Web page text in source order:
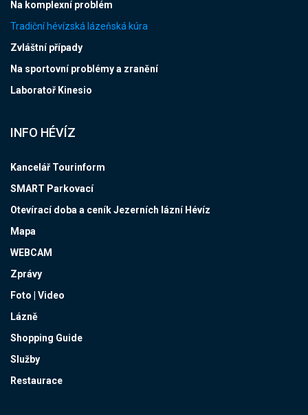
Na komplexní problém
Tradiční hévízská lázeňská kúra
Zvláštní případy
Na sportovní problémy a zranění
Laboratoř Kinesio
INFO HÉVÍZ
Kancelář Tourinform
SMART Parkovací
Otevírací doba a ceník Jezerních lázní Hévíz
Mapa
WEBCAM
Zprávy
Foto | Video
Lázně
Shopping Guide
Služby
Restaurace